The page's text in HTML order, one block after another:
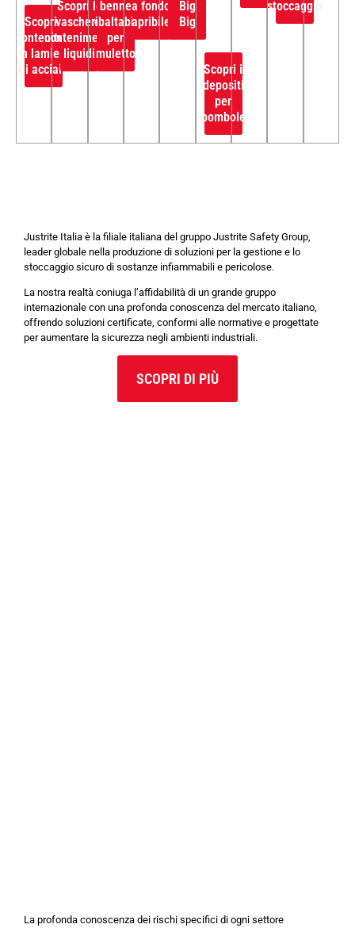
Scopri i
contenitori
in lamiera
di acciaio
Scopri le
vasche di
contenimento
liquidi
benne
ribaltabili
per
muletto
a fondo
apribile
Big
Big
Scopri i
depositi
per
bombole
stoccaggio
Justrite Italia è la filiale italiana del gruppo Justrite Safety Group,
leader globale nella produzione di soluzioni per la gestione e lo
stoccaggio sicuro di sostanze infiammabili e pericolose.
La nostra realtà coniuga l’affidabilità di un grande gruppo
internazionale con una profonda conoscenza del mercato italiano,
offrendo soluzioni certificate, conformi alle normative e progettate
per aumentare la sicurezza negli ambienti industriali.
SCOPRI DI PIÙ
La profonda conoscenza dei rischi specifici di ogni settore